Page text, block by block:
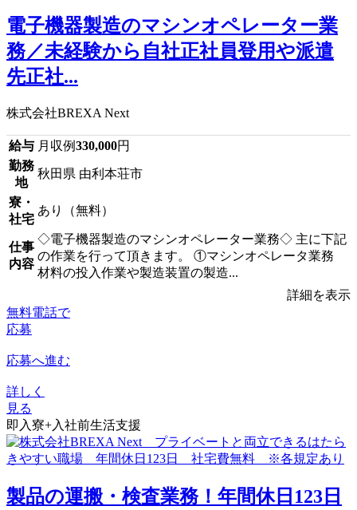
電子機器製造のマシンオペレーター業
務／未経験から自社正社員登用や派遣
先正社...
株式会社BREXA Next
給与 月収例330,000円
勤務
地
秋田県 由利本荘市
寮・
社宅
あり（無料）
仕事
内容
◇電子機器製造のマシンオペレーター業務◇ 主に下記
の作業を行って頂きます。 ①マシンオペレータ業務
材料の投入作業や製造装置の製造...
詳細を表示
無料電話で
応募
応募へ進む
詳しく
見る
即入寮+入社前生活支援
製品の運搬・検査業務！年間休日123日